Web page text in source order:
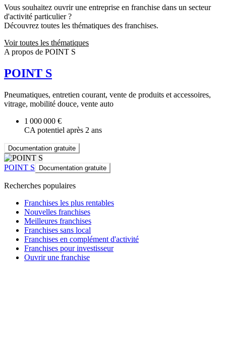
Vous souhaitez ouvrir une entreprise en franchise dans un secteur
d'activité particulier ?
Découvrez toutes les thématiques des franchises.
Voir toutes les thématiques
A propos de POINT S
POINT S
Pneumatiques, entretien courant, vente de produits et accessoires,
vitrage, mobilité douce, vente auto
1 000 000 €
CA potentiel après 2 ans
Documentation gratuite
POINT S Documentation gratuite
Recherches populaires
Franchises les plus rentables
Nouvelles franchises
Meilleures franchises
Franchises sans local
Franchises en complément d'activité
Franchises pour investisseur
Ouvrir une franchise